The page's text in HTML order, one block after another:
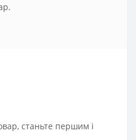
станьте першим і